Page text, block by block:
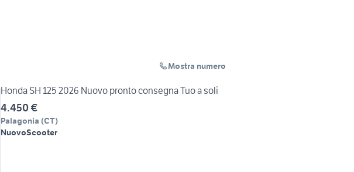
Mostra numero
Honda SH 125 2026 Nuovo pronto consegna Tuo a soli
4.450 €
Palagonia (CT)
NuovoScooter